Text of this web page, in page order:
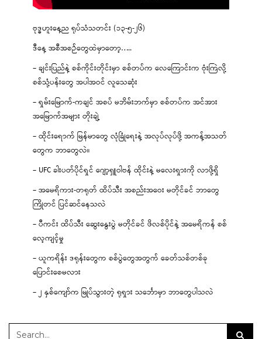
ဗုဒ္ဓဟူးနေ့ည ရုပ်သံသတင်း (၁၃-၅-၂၆)
ဒီနေ့ အစီအစဉ်တွေထဲမှာတော့…..
– ချင်းပြည်နဲ့ စစ်ကိုင်းတိုင်းမှာ စစ်တပ်က လေကြောင်းက ဗုံးကြဲလို့
စစ်သုံ့ပန်းတွေ အပါအဝင် လူသေဆုံး
– ရှမ်းမြောက်-ကချင် အစပ် မဘိမ်းဘက်မှာ စစ်တပ်က အင်အား
အမြောက်အများ တိုးချဲ့
– ထိုင်းရောက် မြန်မာတွေ လုံခြုံရေးနဲ့ အလုပ်လုပ်ဖို့ အကန့်အသတ်
တွေက ဘာတွေလဲ။
– UFC ခါးပတ်ပိုင်ရှင် ဂျော့ရှူဝါဗန် ထိုင်းနဲ့ မလေးရှားကို လာဖို့ရှိ
– အမေရိကား-တရုတ် ထိပ်သီး အစည်းအဝေး မတိုင်ခင် ဘာတွေ
ကြိုတင် ပြင်ဆင်နေသလဲ
– ပီကင်း ထိပ်သီး ဆွေးနွေးပွဲ မတိုင်ခင် ဖိလစ်ပိုင်နဲ့ အမေရိကန် စစ်
လေ့ကျင့်မှု
– ယူကရိန်း ဒရုန်းတွေက စစ်ပွဲတွေအတွက် ခေတ်သစ်တစ်ခု
ပြောင်းစေမလား
– ၂ နှစ်ကျော်က မြုပ်သွားတဲ့ ရုရှား သင်္ဘောမှာ ဘာတွေပါသလဲ